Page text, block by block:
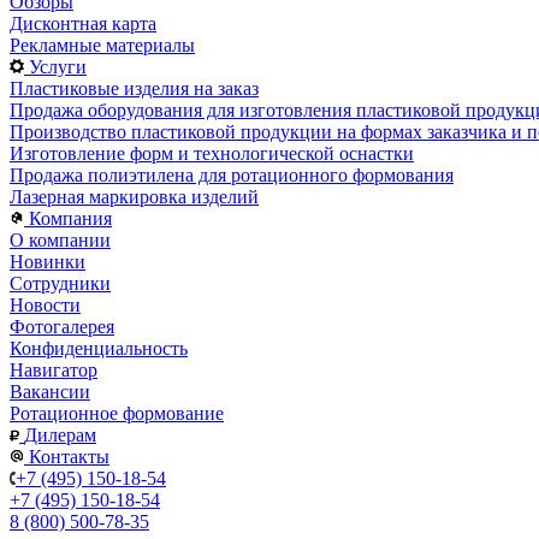
Дисконтная карта
Рекламные материалы
Услуги
Пластиковые изделия на заказ
Продажа оборудования для изготовления пластиковой
Производство пластиковой продукции на формах заказчика и
Изготовление форм и технологической оснастки
Продажа полиэтилена для ротационного формования
Лазерная маркировка изделий
Компания
О компании
Новинки
Сотрудники
Новости
Фотогалерея
Конфиденциальность
Навигатор
Вакансии
Ротационное формование
Дилерам
Контакты
+7 (495) 150-18-54
+7 (495) 150-18-54
8 (800) 500-78-35